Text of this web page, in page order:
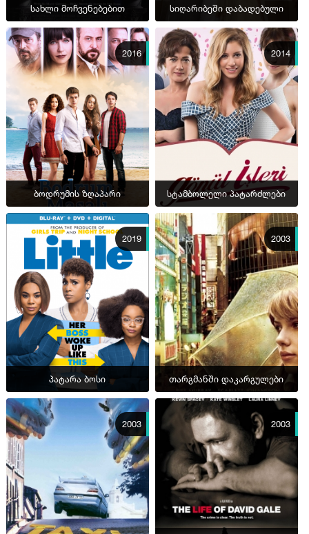
სახლი მოჩვენებებით სიღარიბეში დაბადებული
2016
ბოდრუმის ზღაპარი
2014
სტამბოლელი პატარძლები
2019
პატარა ბოსი
2003
თარგმანში დაკარგულები
2003 2003